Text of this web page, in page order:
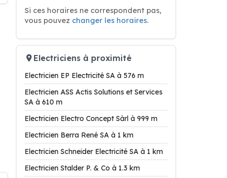
Si ces horaires ne correspondent pas,
vous pouvez changer les horaires.
Electriciens à proximité
Electricien EP Electricité SA à 576 m
Electricien ASS Actis Solutions et Services
SA à 610 m
Electricien Electro Concept Sàrl à 999 m
Electricien Berra René SA à 1 km
Electricien Schneider Electricité SA à 1 km
Electricien Stalder P. & Co à 1.3 km